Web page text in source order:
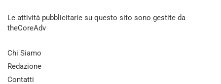
Le attività pubblicitarie su questo sito sono gestite da
theCoreAdv
Chi Siamo
Redazione
Contatti